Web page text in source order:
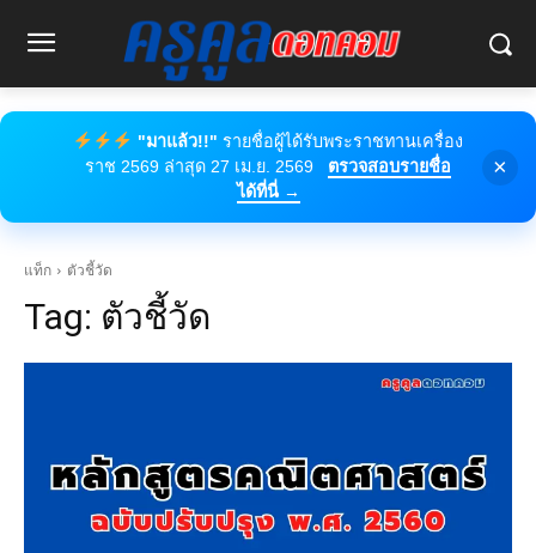
"มาแล้ว!!" รายชื่อผู้ได้รับพระราชทานเครื่อง
ราช 2569 ล่าสุด 27 เม.ย. 2569
ตรวจสอบรายชื่อ
ได้ที่นี่ →
×
แท็ก ตัวชี้วัด
Tag: ตัวชี้วัด